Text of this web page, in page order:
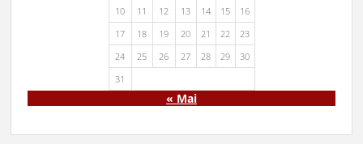
10
11 12 13 14 15
16
17
18 19 20 21 22
23
24
25 26 27 28 29
30
31
« Mai